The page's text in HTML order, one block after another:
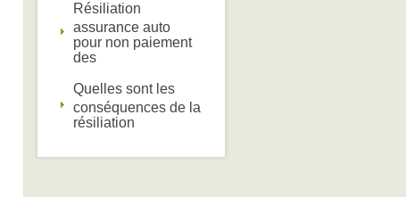
Résiliation
assurance auto
pour non paiement
des
Quelles sont les
conséquences de la
résiliation